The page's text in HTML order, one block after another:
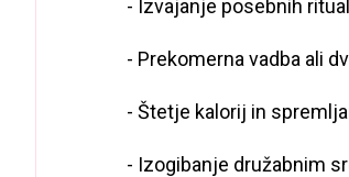
- Izvajanje posebnih
- Prekomerna vadba ali
- Štetje kalorij in
- Izogibanje družabnim